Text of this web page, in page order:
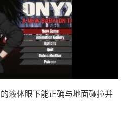
液体眼下能正确与地面碰撞并